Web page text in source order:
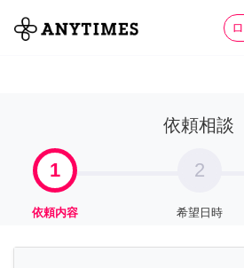
全て
依頼相談
1
依頼内容
2
希望日時